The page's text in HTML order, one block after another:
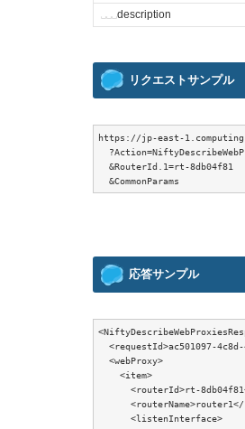
␣␣␣description
リクエストサンプル
https://jp-east-
  &RouterId.1=rt-8db04f81
応答サンプル
<requestId>ac501097-
  <webProxy>
    <item>
<routerId>rt-
      <listenInterface>